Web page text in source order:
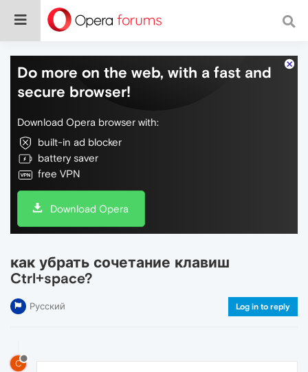
Do more on the web, with a fast and
secure browser!
Download Opera browser with:
built-in ad blocker
battery saver
free VPN
Download Opera
как убрать сочетание клавиш
Ctrl+space?
Русский Log in to reply
C